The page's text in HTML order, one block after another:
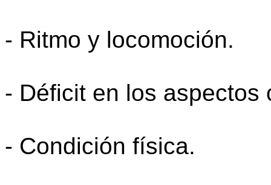
- Ritmo y locomoción.
- Déficit en los aspectos
- Condición física.